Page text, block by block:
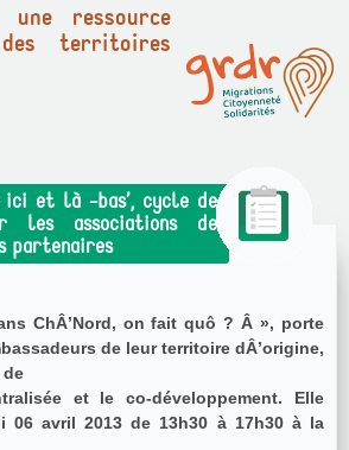
une ressource
territoires
ici et là -bas’, cycle de
les associations de
partenaires
ChÂ’Nord, on fait quô ? Â », porte
de leur territoire dÂ’origine,
de
et le co-développement. Elle
06 avril 2013 de 13h30 à 17h30 à la